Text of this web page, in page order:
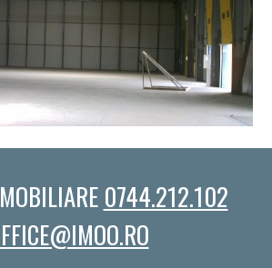
0744.212.102